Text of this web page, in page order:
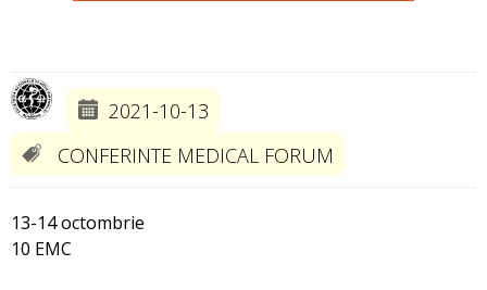
2021-10-13
CONFERINTE MEDICAL FORUM
13-14 octombrie
10 EMC